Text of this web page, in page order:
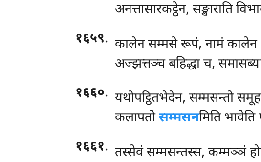
अनत्तासारकट्ठेन, सङ्खाराति
१६५९. कालेनसम्मसे रूपं, नामं कालेन
अज्झत्तञ्च बहिद्धा च,
१६६०. यथोपट्ठितभेदेन, सम्मसन्तो
कलापतोसम्मसनमिति भावेति
१६६१. तस्सेवं सम्मसन्तस्स, कम्मञ्ञं